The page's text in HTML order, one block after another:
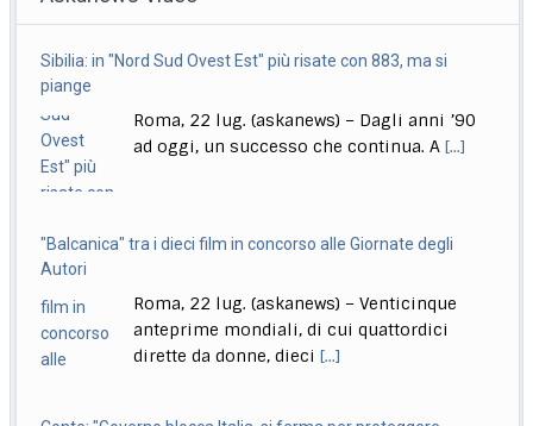
Delmastro, Giunta Camera dice no a uso chat, opposizioni
all’attacco in Parlamento
Roma, 22 lug. (askanews) – Opposizioni all’attacco in
Parlamento per la decisione della Giunta delle[...]
piange
ad oggi, un successo che continua. A [...]
Autori
anteprime mondiali, di cui quattordici
dirette da donne, dieci [...]